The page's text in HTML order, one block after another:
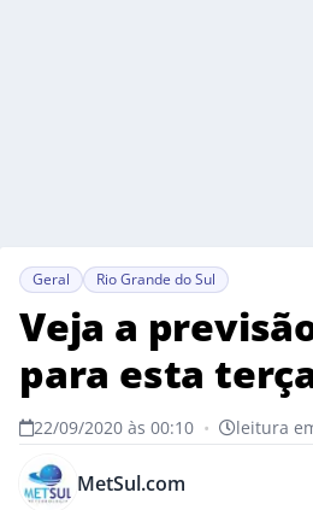
Geral Rio Grande do Sul
Veja a
para esta
22/09/2020 às 00:10 • leitura
MetSul.com